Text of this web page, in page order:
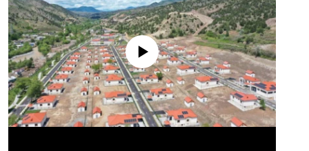
No media source currently available